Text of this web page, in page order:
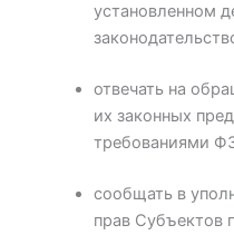
установленном
отвечать на
их законных
требованиями
сообщать в
прав Субъектов